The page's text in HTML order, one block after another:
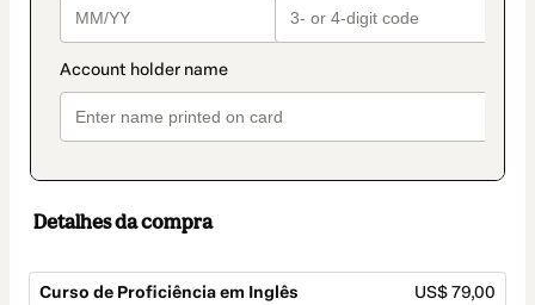
Detalhes da compra
Curso de Proficiência em Inglês US$ 79,00